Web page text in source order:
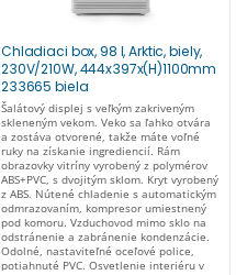
Chladiaci box, 98 l, Arktic, biely,
230V/210W, 444x397x(H)1100mm
233665 biela
Šalátový displej s veľkým zakriveným
skleneným vekom. Veko sa ľahko otvára
a zostáva otvorené, takže máte voľné
ruky na získanie ingrediencií. Rám
obrazovky vitríny vyrobený z polymérov
ABS+PVC, s dvojitým sklom. Kryt vyrobený
z ABS. Nútené chladenie s automatickým
odmrazovaním, kompresor umiestnený
pod komoru. Vzduchovod mimo sklo na
odstránenie a zabránenie kondenzácie.
Odolné, nastaviteľné oceľové police,
potiahnuté PVC. Osvetlenie interiéru v